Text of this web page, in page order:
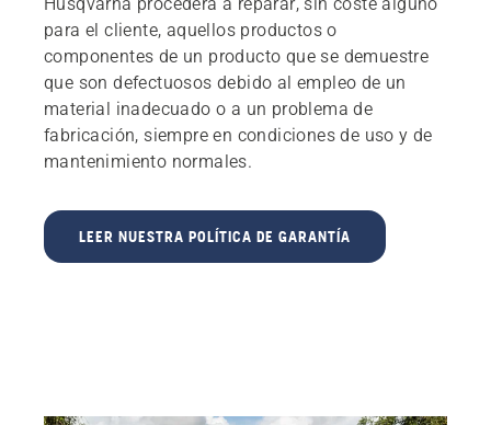
para el cliente, aquellos productos o
componentes de un producto que se demuestre
que son defectuosos debido al empleo de un
material inadecuado o a un problema de
fabricación, siempre en condiciones de uso y de
mantenimiento normales.
LEER NUESTRA POLÍTICA DE GARANTÍA